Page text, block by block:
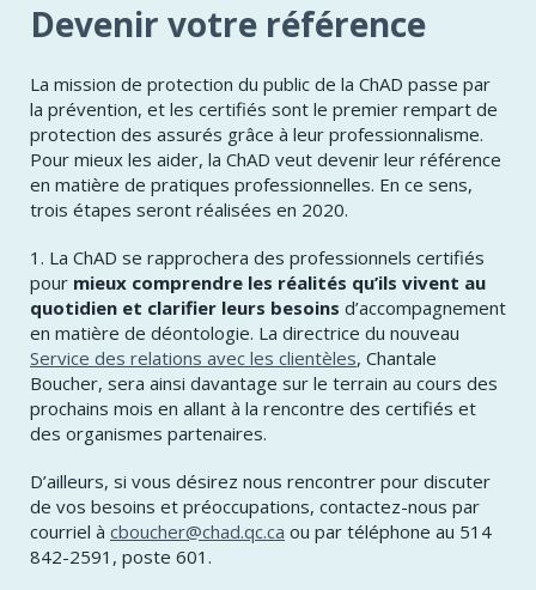
Devenir votre référence
La mission de protection du public de la ChAD passe par
la prévention, et les certifiés sont le premier rempart de
protection des assurés grâce à leur professionnalisme.
Pour mieux les aider, la ChAD veut devenir leur référence
en matière de pratiques professionnelles. En ce sens,
trois étapes seront réalisées en 2020.
1. La ChAD se rapprochera des professionnels certifiés
pour mieux comprendre les réalités qu’ils vivent au
quotidien et clarifier leurs besoins d’accompagnement
en matière de déontologie. La directrice du nouveau
Service des relations avec les clientèles, Chantale
Boucher, sera ainsi davantage sur le terrain au cours des
prochains mois en allant à la rencontre des certifiés et
des organismes partenaires.
D’ailleurs, si vous désirez nous rencontrer pour discuter
de vos besoins et préoccupations, contactez-nous par
courriel à cboucher@chad.qc.ca ou par téléphone au 514
842-2591, poste 601.